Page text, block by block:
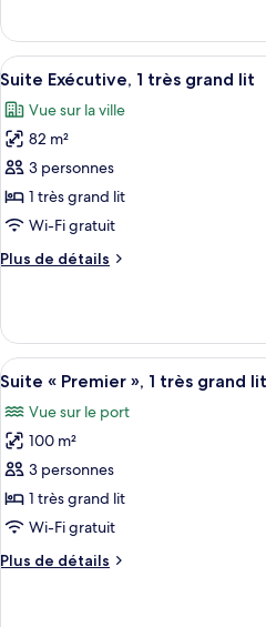
très
grand
lit,
vue
port
le
type
de
Suite,
grand
lit,
vue
port
Afficher
toutes
les
photos
pour
ce
type
chambre :
très
lit
8
Suite Exécutive, 1 très grand lit
Vue sur la ville
82 m²
3 personnes
1 très grand lit
Wi-Fi gratuit
Plus de détails
Plus
le
type
de
Suite
Exécutive,
très
grand
lit
Afficher
toutes
les
photos
pour
ce
type
chambre :
7
Suite « Premier », 1 très grand
Vue sur le port
100 m²
3 personnes
1 très grand lit
Wi-Fi gratuit
Plus de détails
Plus